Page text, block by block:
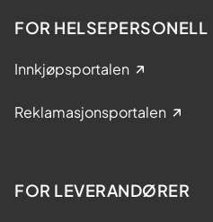
FOR HELSEPERSONELL
Innkjøpsportalen
Reklamasjonsportalen
FOR LEVERANDØRER